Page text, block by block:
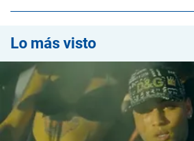
Lo más visto